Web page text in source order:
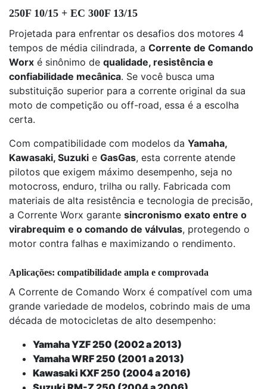
250F 10/15 + EC 300F 13/15
Projetada para enfrentar os desafios dos motores 4
tempos de média cilindrada, a Corrente de Comando
Worx é sinônimo de qualidade, resistência e
confiabilidade mecânica. Se você busca uma
substituição superior para a corrente original da sua
moto de competição ou off-road, essa é a escolha
certa.
Com compatibilidade com modelos da Yamaha,
Kawasaki, Suzuki e GasGas, esta corrente atende
pilotos que exigem máximo desempenho, seja no
motocross, enduro, trilha ou rally. Fabricada com
materiais de alta resistência e tecnologia de precisão,
a Corrente Worx garante sincronismo exato entre o
virabrequim e o comando de válvulas, protegendo o
motor contra falhas e maximizando o rendimento.
Aplicações: compatibilidade ampla e comprovada
A Corrente de Comando Worx é compatível com uma
grande variedade de modelos, cobrindo mais de uma
década de motocicletas de alto desempenho:
Yamaha YZF 250 (2002 a 2013)
Yamaha WRF 250 (2001 a 2013)
Kawasaki KXF 250 (2004 a 2016)